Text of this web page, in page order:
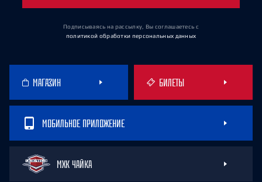
Подписываясь на рассылку, Вы соглашаетесь с
политикой обработки персональных данных
МАГАЗИН БИЛЕТЫ
МОБИЛЬНОЕ ПРИЛОЖЕНИЕ
МХК ЧАЙКА